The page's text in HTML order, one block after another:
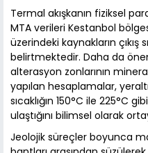
Termal akışkanın fiziksel
MTA verileri Kestanbol
üzerindeki kaynakların çıkış
belirtmektedir. Daha da
alterasyon zonlarının
yapılan hesaplamalar,
sıcaklığın 150°C ile 225°C
ulaştığını bilimsel olarak
Jeolojik süreçler boyunca